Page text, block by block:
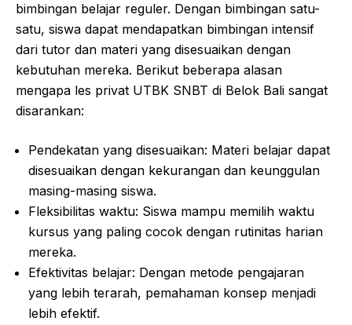
bimbingan belajar reguler. Dengan bimbingan satu-
satu, siswa dapat mendapatkan bimbingan intensif
dari tutor dan materi yang disesuaikan dengan
kebutuhan mereka. Berikut beberapa alasan
mengapa les privat UTBK SNBT di Belok Bali sangat
disarankan:
Pendekatan yang disesuaikan: Materi belajar dapat
disesuaikan dengan kekurangan dan keunggulan
masing-masing siswa.
Fleksibilitas waktu: Siswa mampu memilih waktu
kursus yang paling cocok dengan rutinitas harian
mereka.
Efektivitas belajar: Dengan metode pengajaran
yang lebih terarah, pemahaman konsep menjadi
lebih efektif.